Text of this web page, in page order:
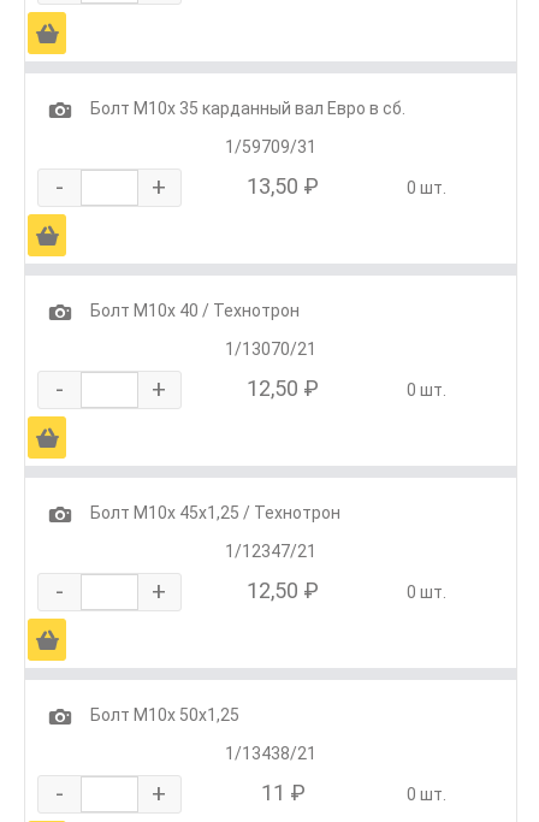
Ä
1
Болт М10х 35 карданный вал Евро в сб.
1/59709/31
- + 13,50 ₽ 0 шт.
Ä
1
Болт М10х 40 / Технотрон
1/13070/21
- + 12,50 ₽ 0 шт.
Ä
1
Болт М10х 45х1,25 / Технотрон
1/12347/21
- + 12,50 ₽ 0 шт.
Ä
1
Болт М10х 50х1,25
1/13438/21
- + 11 ₽ 0 шт.